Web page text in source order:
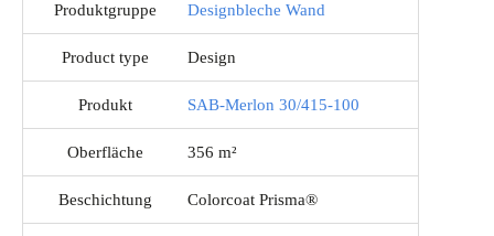
Produktgruppe Designbleche Wand
Product type Design
Produkt SAB-Merlon 30/415-100
Oberfläche 356 m²
Beschichtung Colorcoat Prisma®